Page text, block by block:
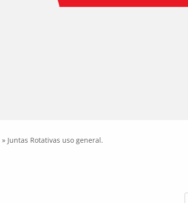
» Juntas Rotativas uso general.